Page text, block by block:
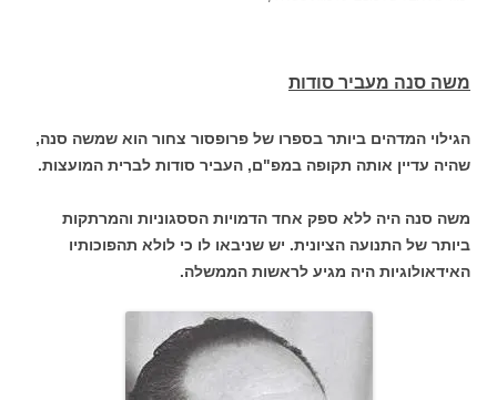
משה סנה מעביר סודות
הגילוי המדהים ביותר בספרו של פרופסור צחור הוא שמשה סנה,
שהיה עדיין אותה תקופה במפ"ם, העביר סודות לברית המועצות.
משה סנה היה ללא ספק אחד הדמויות הססגוניות והמרתקות
ביותר של התנועה הציונית. יש שניבאו לו כי לולא תהפוכותיו
האידאולוגיות היה מגיע לראשות הממשלה.